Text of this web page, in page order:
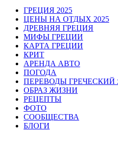
ГРЕЦИЯ 2025
ЦЕНЫ НА ОТДЫХ 2025
ДРЕВНЯЯ ГРЕЦИЯ
МИФЫ ГРЕЦИИ
КАРТА ГРЕЦИИ
КРИТ
АРЕНДА АВТО
ПОГОДА
ПЕРЕВОДЫ ГРЕЧЕСКИЙ
ОБРАЗ ЖИЗНИ
РЕЦЕПТЫ
ФОТО
СООБЩЕСТВА
БЛОГИ